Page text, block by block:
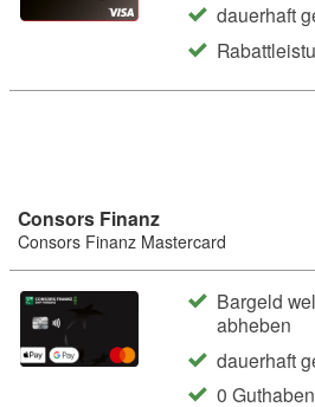
dauerhaft
Consors Finanz
Consors Finanz Mastercard
Bargeld
abheben
dauerhaft
0